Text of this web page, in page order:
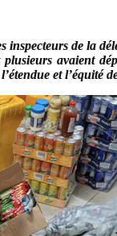
de la
avaient
et l’équité